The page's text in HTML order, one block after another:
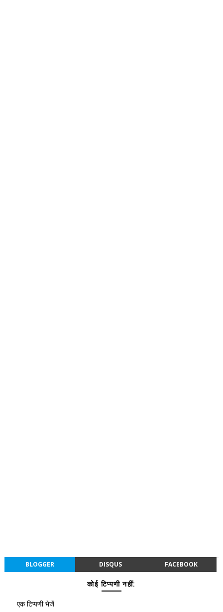
BLOGGER DISQUS FACEBOOK
कोई टिप्पणी नहीं:
एक टिप्पणी भेजें